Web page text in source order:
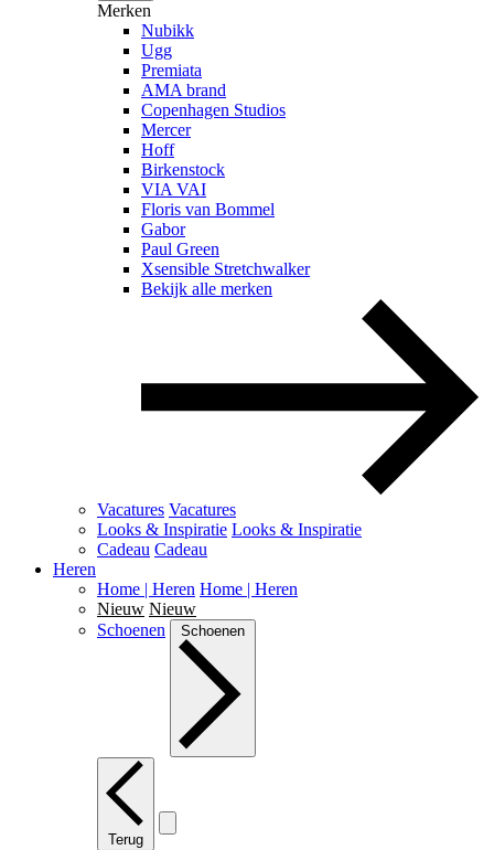
Merken
Nubikk
Ugg
Premiata
AMA brand
Copenhagen Studios
Mercer
Hoff
Birkenstock
VIA VAI
Floris van Bommel
Gabor
Paul Green
Xsensible Stretchwalker
Bekijk alle merken
Vacatures Vacatures
Looks & Inspiratie Looks & Inspiratie
Cadeau Cadeau
Heren
Home | Heren Home | Heren
Nieuw Nieuw
Schoenen
Schoenen
Terug